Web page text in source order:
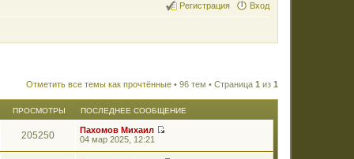
Вход
Регистрация
Отметить все темы как прочтённые • 96 тем • Страница 1 из 1
ПРОСМОТРЫ ПОСЛЕДНЕЕ СООБЩЕНИЕ
205250
Пахомов Михаил
р
04 мар 2025, 12:21